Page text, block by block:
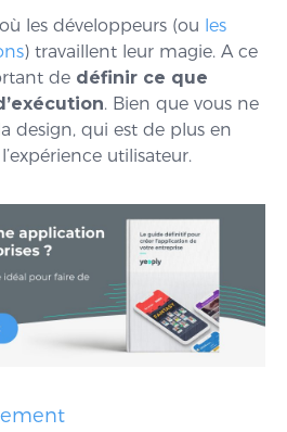
les développeurs (ou les
) travaillent leur magie. A ce
de définir ce que
. Bien que vous ne
design, qui est de plus en
utilisateur.